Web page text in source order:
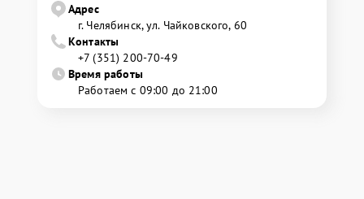
Адрес
г. Челябинск, ул. Чайковского, 60
Контакты
+7 (351) 200-70-49
Время работы
Работаем с 09:00 до 21:00